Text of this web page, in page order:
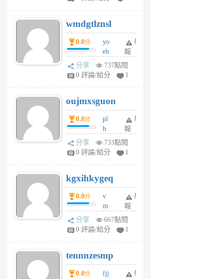
R
P
m
v
A
V
個
月
前
wmdgtlznsl
0.0分
yo
eh
ld
gy
個
月
前
舉
報
分享
737點閱
0 評論/給分
1
oujmxsguon
0.0分
pl
h
wi
w
6
個
月
前
舉
報
分享
733點閱
0 評論/給分
1
kgxihkygeq
0.0分
v
m
sg
sr
6
個
月
舉
報
分享
667點閱
0 評論/給分
1
tennnzesmp
0.0分
fjj
舉